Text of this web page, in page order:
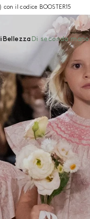
il codice BOOSTER15
Bellezza Di seconda mano